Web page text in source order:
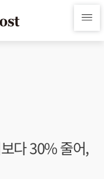
다 30% 줄어,